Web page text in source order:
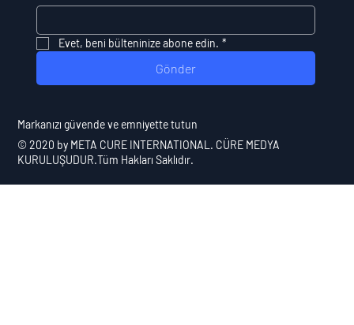
Evet, beni bülteninize abone edin. *
Gönder
​Markanızı güvende ve emniyette tutun
© 2020 by META CURE INTERNATIONAL . CÜRE MEDYA
KURULUŞUDUR.Tüm Hakları Saklıdır.